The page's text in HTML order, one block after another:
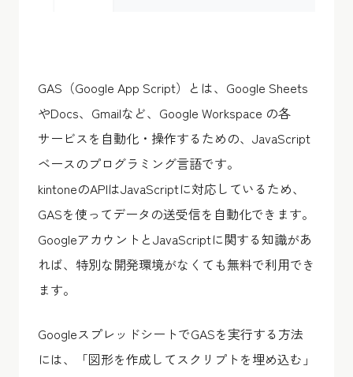
GAS（Google App Script）とは、Google Sheets
やDocs、Gmailなど、Google Workspace の各
サービスを自動化・操作するための、JavaScript
ベースのプログラミング言語です。
kintoneのAPIはJavaScriptに対応しているため、
GASを使ってデータの送受信を自動化できます。
GoogleアカウントとJavaScriptに関する知識があ
れば、特別な開発環境がなくても無料で利用でき
ます。
GoogleスプレッドシートでGASを実行する方法
には、「図形を作成してスクリプトを埋め込む」